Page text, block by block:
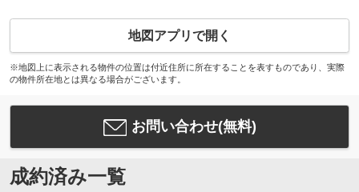
地図アプリで開く
※地図上に表示される物件の位置は付近住所に所在することを表すものであり、実際
の物件所在地とは異なる場合がございます。
お問い合わせ(無料)
成約済み一覧